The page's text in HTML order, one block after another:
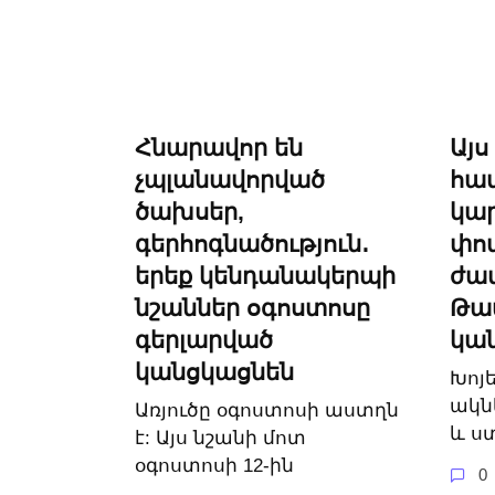
Հնարավոր են
չպլանավորված
ծախսեր,
գերհոգնածություն․
երեք կենդանակերպի
նշաններ օգոստոսը
գերլարված
կանցկացնեն
Առյուծը օգոստոսի աստղն
է: Այս նշանի մոտ
օգոստոսի 12-ին
և
0